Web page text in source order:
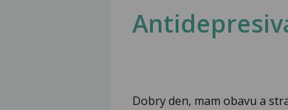
Dobry den, mam obavu a